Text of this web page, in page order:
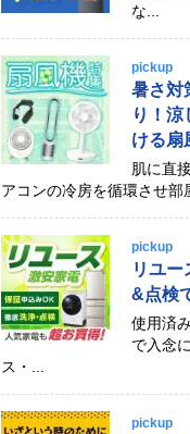
な...
pickup
暑さ対
り！涼
ける扇
肌に直
アコンの冷房を循環させ部
pickup
リユー
&点検
使用済
で入念
ス・...
pickup